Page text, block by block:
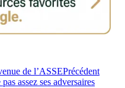
de l’ASSEPrécédent
assez ses adversaires